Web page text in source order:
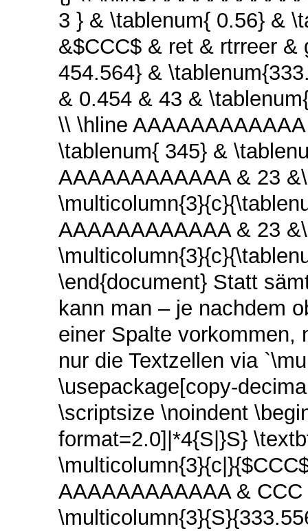
3 } & \tablenum{ 0.56} &
&$CCC$ & ret & rtrreer
454.564} &
& 0.454 & 43 &
\\ \hline
\tablenum{ 345} &
AAAAAAAAAAAA & 23
AAAAAAAAAAAA & 23
\end{document} Statt
kann man – je nachdem
einer Spalte vorkommen,
nur die Textzellen via
\usepackage[copy-
\scriptsize \noindent
format=2.0]|*4{S|}S}
AAAAAAAAAAAA &